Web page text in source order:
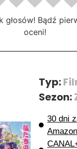
głosów! Bądź
oceni!
Typ:
Sezon:
30 dni